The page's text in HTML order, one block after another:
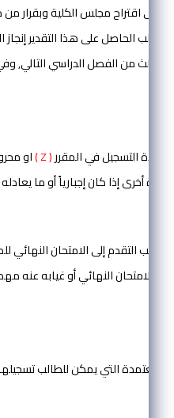
على اقتراح مجلس الكلية وبقرار
الحاصل على هذا التقدير إنجاز
الثالث من الفصل الدراسي
( Z )
التقدم إلى الامتحان
في الامتحان النهائي أو غيابه عنه
المعتمدة التي يمكن للطالب